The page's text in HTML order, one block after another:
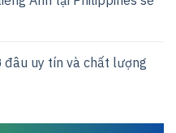
đâu uy tín và chất lượng